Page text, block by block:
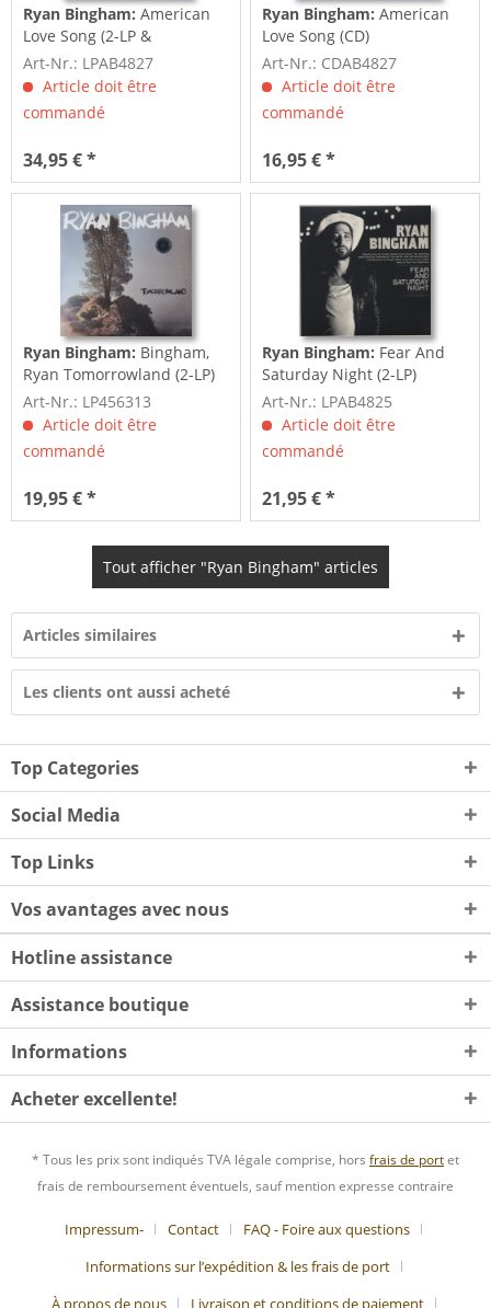
Ryan Bingham:American
Love Song (2-LP &
Download)
Art-Nr.: LPAB4827
Article doit être
commandé
34,95 € *
Ryan Bingham:American
Love Song (CD)
Art-Nr.: CDAB4827
Article doit être
commandé
16,95 € *
Ryan Bingham: Bingham,
Ryan Tomorrowland (2-LP)
Art-Nr.: LP456313
Article doit être
commandé
19,95 € *
Ryan Bingham: Fear And
Saturday Night (2-LP)
Art-Nr.: LPAB4825
Article doit être
commandé
21,95 € *
Tout afficher "Ryan Bingham" articles
Articles similaires
Les clients ont aussi acheté
Top Categories
Social Media
Top Links
Vos avantages avec nous
Hotline assistance
Assistance boutique
Informations
Acheter excellente!
* Tous les prix sont indiqués TVA légale comprise, hors frais de portet
frais de remboursement éventuels, sauf mention expresse contraire
Impressum- Contact
FAQ - Foire aux questions
Informations sur l’expédition & les frais de port
À propos de nous
Livraison et conditions de paiement